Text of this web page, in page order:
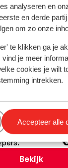
analyseren en
en derde
om zo onze
te klikken ga je
vind je meer
cookies je wilt
intrekken.
Accepteer alle
8.8
VAYA
Hochgurgl
en
& trendy bar
in/ski-out
5 Dec.
pers.
Bekijk